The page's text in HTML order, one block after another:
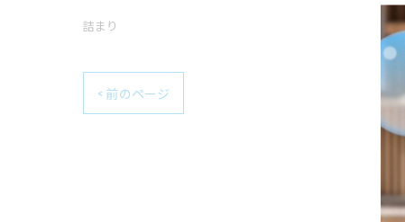
詰まり
< 前のページ